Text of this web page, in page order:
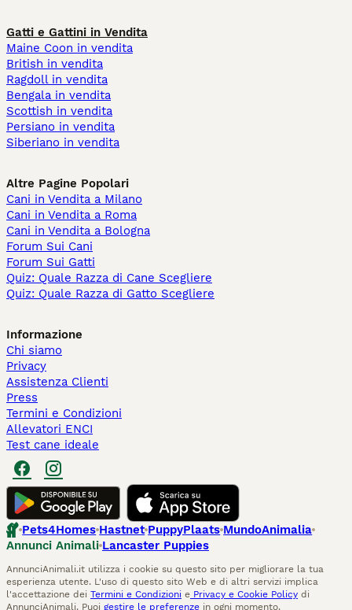
Gatti e Gattini in Vendita
Maine Coon in vendita
British in vendita
Ragdoll in vendita
Bengala in vendita
Scottish in vendita
Persiano in vendita
Siberiano in vendita
Altre Pagine Popolari
Cani in Vendita a Milano
Cani in Vendita a Roma
Cani in Vendita a Bologna
Forum Sui Cani
Forum Sui Gatti
Quiz: Quale Razza di Cane Scegliere
Quiz: Quale Razza di Gatto Scegliere
Informazione
Chi siamo
Privacy
Assistenza Clienti
Press
Termini e Condizioni
Allevatori ENCI
Test cane ideale
Pets4Homes Hastnet PuppyPlaats MundoAnimalia
Annunci Animali Lancaster Puppies
AnnunciAnimali.it utilizza i cookie su questo sito per migliorare la tua
esperienza utente. L'uso di questo sito Web e di altri servizi implica
l'accettazione dei Termini e Condizioni e Privacy e Cookie Policy di
AnnunciAnimali. Puoi gestire le preferenze in ogni momento.